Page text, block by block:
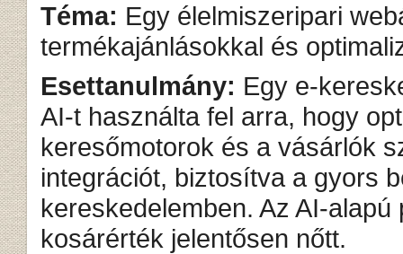
Téma: Egy élelmiszeripari
termékajánlásokkal és
Esettanulmány: Egy e-
AI-t használta fel arra, hogy
keresőmotorok és a vásárlók
integrációt, biztosítva a gyors
kereskedelemben. Az AI-
kosárérték jelentősen nőtt.